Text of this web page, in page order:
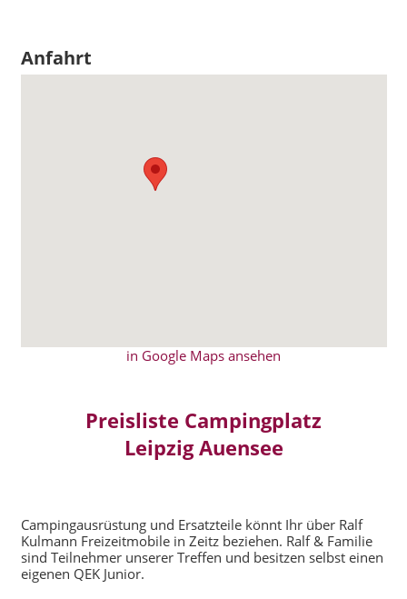
Anfahrt
in Google Maps ansehen
Preisliste Campingplatz
Leipzig Auensee
Campingausrüstung und Ersatzteile könnt Ihr über Ralf
Kulmann Freizeitmobile in Zeitz beziehen. Ralf & Familie
sind Teilnehmer unserer Treffen und besitzen selbst einen
eigenen QEK Junior.